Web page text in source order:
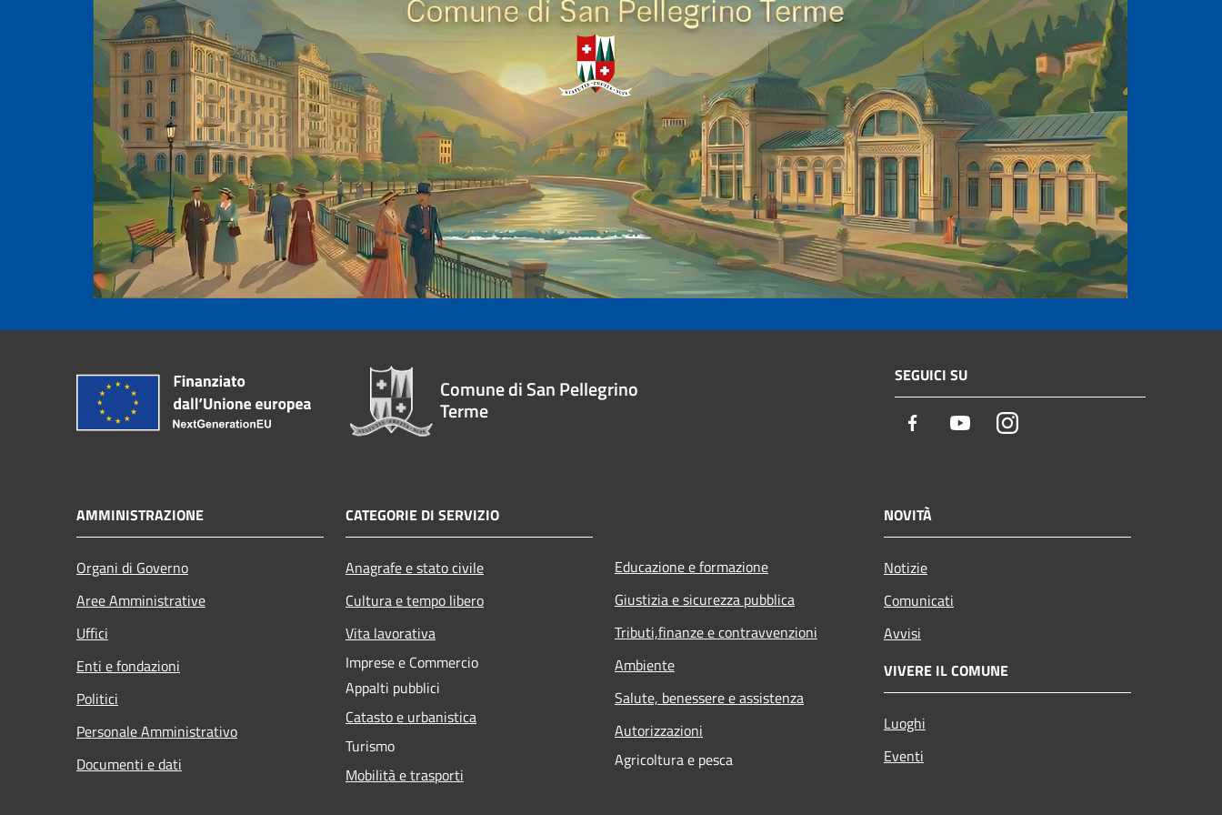
Comune di San Pellegrino
Terme
SEGUICI SU
Facebook YoutubeInstagram
AMMINISTRAZIONE
Organi di Governo
Aree Amministrative
Uffici
Enti e fondazioni
Politici
Personale Amministrativo
Documenti e dati
CATEGORIE DI SERVIZIO
Anagrafe e stato civile
Cultura e tempo libero
Vita lavorativa
Imprese e Commercio
Appalti pubblici
Catasto e urbanistica
Turismo
Mobilità e trasporti
Educazione e formazione
Giustizia e sicurezza pubblica
Tributi,finanze e contravvenzioni
Ambiente
Salute, benessere e assistenza
Autorizzazioni
Agricoltura e pesca
NOVITÀ
Notizie
Comunicati
Avvisi
VIVERE IL COMUNE
Luoghi
Eventi